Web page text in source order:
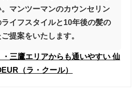
マンツーマンのカウンセリン
イフスタイルと10年後の髪の
提案をいたします。
三鷹エリアからも通いやすい 仙
（ラ・クール）